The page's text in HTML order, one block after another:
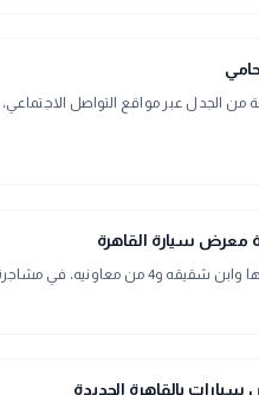
الجدل عبر مواقع التواصل
معرض سيارة القاهرة
القاهرة الجديدة،قالت أمل ا